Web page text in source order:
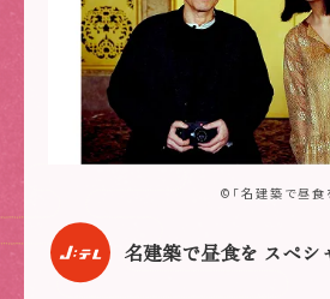
©「名建築で昼食
名建築で昼食を スペシ